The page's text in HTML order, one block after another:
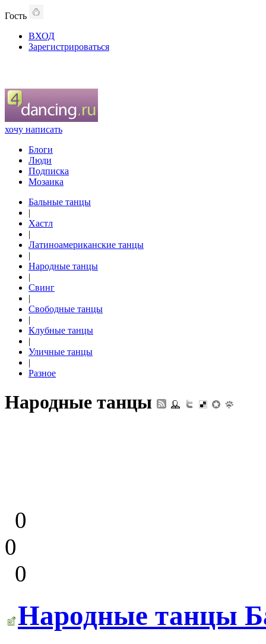
Гость
ВХОД
Зарегистрироваться
хочу написать
Блоги
Люди
Подписка
Мозаика
Бальные танцы
|
Хастл
|
Латиноамериканские танцы
|
Народные танцы
|
Свинг
|
Свободные танцы
|
Клубные танцы
|
Уличные танцы
|
Разное
Народные танцы
0
0
0
Народные танцы